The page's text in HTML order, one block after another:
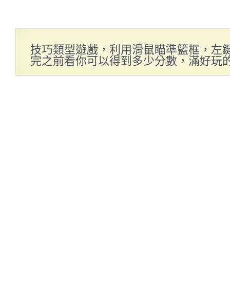
技巧類型遊戲，利用滑鼠瞄準籃框，左
完之前看你可以得到多少分數，滿好玩